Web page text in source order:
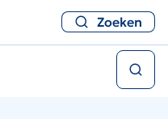
Zoeken